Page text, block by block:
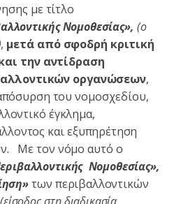
με τίτλο
Νομοθεσίας», (ο
, μετά από σφοδρή κριτική
την αντίδραση
οργανώσεων,
του νομοσχεδίου,
έγκλημα,
και εξυπηρέτηση
Με τον νόμο αυτό ο
Νομοθεσίας»,
των περιβαλλοντικών
(είσοδος στη διαδικασία